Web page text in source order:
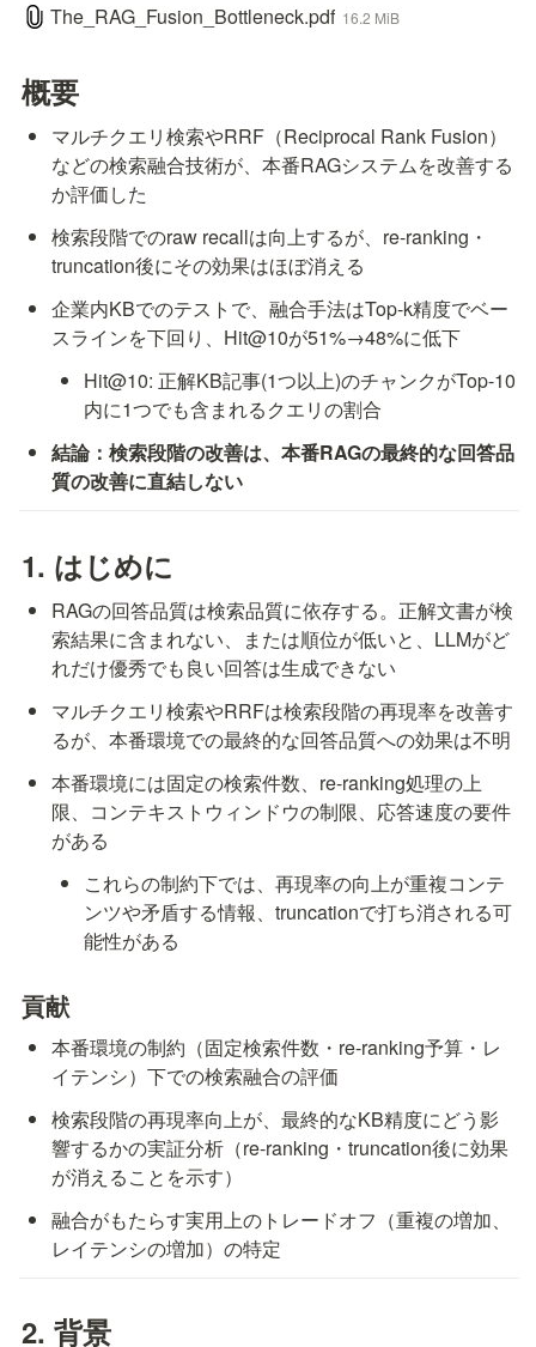
The_RAG_Fusion_Bottleneck.pdf 16.2 MiB
概要
マルチクエリ検索やRRF（Reciprocal Rank Fusion）
などの検索融合技術が、本番RAGシステムを改善する
か評価した
検索段階でのraw recallは向上するが、re-ranking・
truncation後にその効果はほぼ消える
企業内KBでのテストで、融合手法はTop-k精度でベー
スラインを下回り、Hit@10が51%→48%に低下
Hit@10: 正解KB記事(1つ以上)のチャンクがTop-10
内に1つでも含まれるクエリの割合
結論：検索段階の改善は、本番RAGの最終的な回答品
質の改善に直結しない
1. はじめに
RAGの回答品質は検索品質に依存する。正解文書が検
索結果に含まれない、または順位が低いと、LLMがど
れだけ優秀でも良い回答は生成できない
マルチクエリ検索やRRFは検索段階の再現率を改善す
るが、本番環境での最終的な回答品質への効果は不明
本番環境には固定の検索件数、re-ranking処理の上
限、コンテキストウィンドウの制限、応答速度の要件
がある
これらの制約下では、再現率の向上が重複コンテ
ンツや矛盾する情報、truncationで打ち消される可
能性がある
貢献
本番環境の制約（固定検索件数・re-ranking予算・レ
イテンシ）下での検索融合の評価
検索段階の再現率向上が、最終的なKB精度にどう影
響するかの実証分析（re-ranking・truncation後に効果
が消えることを示す）
融合がもたらす実用上のトレードオフ（重複の増加、
レイテンシの増加）の特定
2. 背景